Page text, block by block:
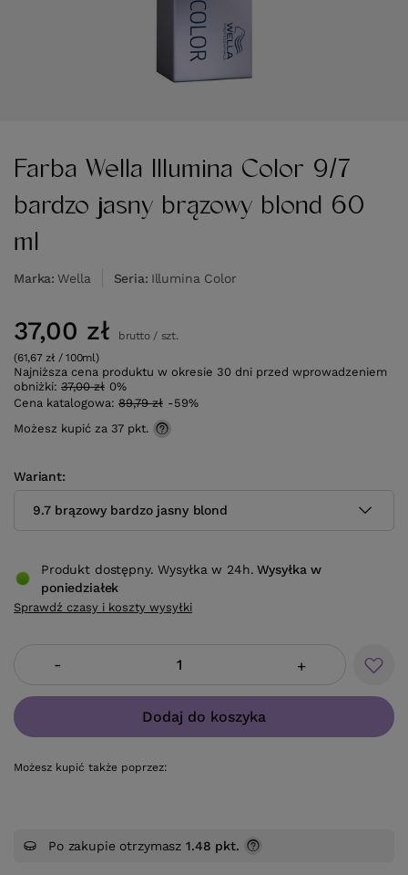
Farba Wella Illumina Color 9/7
bardzo jasny brązowy blond 60
ml
Marka Wella Seria Illumina Color
Wariant
9.7 brązowy bardzo jasny blond
37,00 zł brutto/ szt.
(61,67 zł / 100ml)
Najniższa cena produktu w okresie 30 dni przed wprowadzeniem
obniżki: 37,00 zł 0%
Cena katalogowa: 89,79 zł -59%
Możesz kupić za 37 pkt.
- +
Dodaj do koszyka
Możesz kupić także poprzez:
Produkt dostępny. Wysyłka w 24h. Wysyłkaw
poniedziałek
Sprawdź czasy i koszty wysyłki
Po zakupie otrzymasz1.48 pkt.